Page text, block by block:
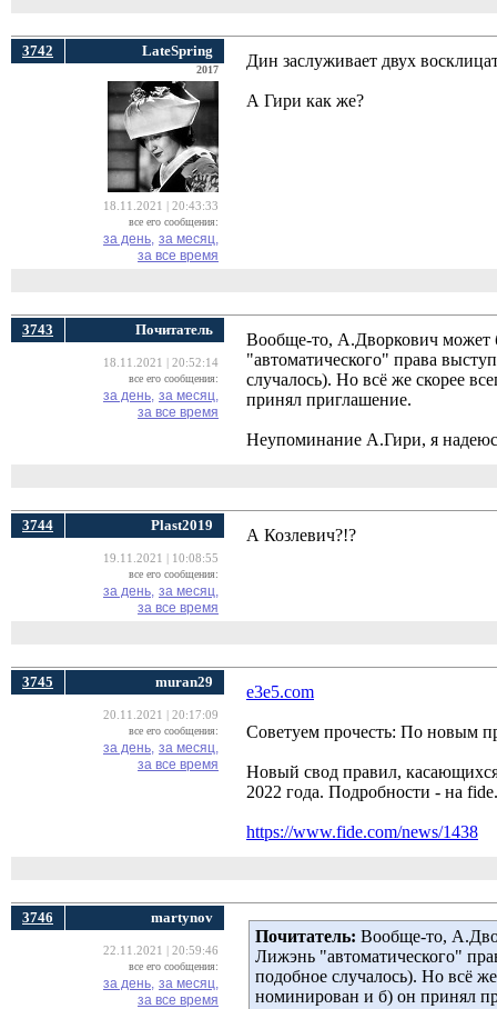
3742 LateSpring
2017
18.11.2021 | 20:43:33
все его сообщения:
за день, за месяц,
за все время
Дин заслуживает двух
А Гири как же?
3743 Почитатель
18.11.2021 | 20:52:14
все его сообщения:
за день, за месяц,
за все время
Вообще-то, А.Дворкович может
"автоматического" права
случалось). Но всё же скорее
принял приглашение.
Неупоминание А.Гири, я
3744 Plast2019
19.11.2021 | 10:08:55
все его сообщения:
за день, за месяц,
за все время
А Козлевич?!?
3745 muran29
20.11.2021 | 20:17:09
все его сообщения:
за день, за месяц,
за все время
e3e5.com
Советуем прочесть: По новым
Новый свод правил,
2022 года. Подробности - на
https://www.fide.com/news/1438
3746 martynov
22.11.2021 | 20:59:46
все его сообщения:
за день, за месяц,
за все время
Почитатель: Вообще-то,
Лижэнь "автоматического"
подобное случалось). Но всё
номинирован и б) он принял